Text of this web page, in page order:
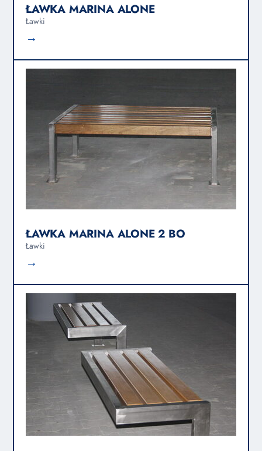
ŁAWKA MARINA ALONE
Ławki
→
ŁAWKA MARINA ALONE 2 BO
Ławki
→